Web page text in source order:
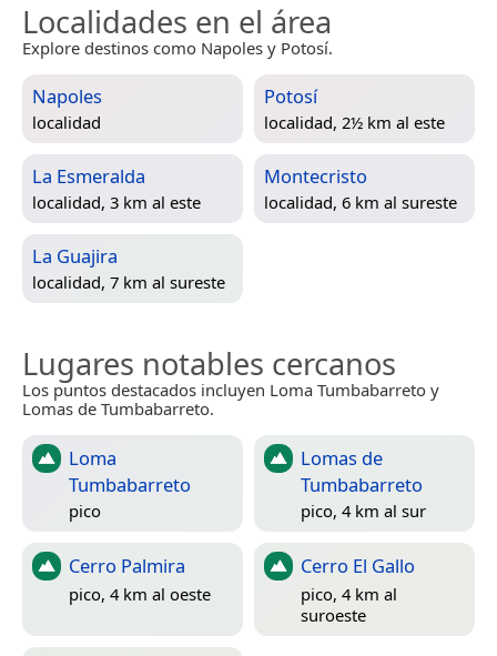
Localidades en el área
Explore destinos como Napoles y Potosí.
Napoles
localidad
Potosí
localidad, 2½ km al este
La Esmeralda
localidad, 3 km al este
Montecristo
localidad, 6 km al sureste
La Guajira
localidad, 7 km al sureste
Lugares notables cercanos
Los puntos destacados incluyen Loma Tumbabarreto y
Lomas de Tumbabarreto.
Loma
Tumbabarreto
pico
Lomas de
Tumbabarreto
pico, 4 km al sur
Cerro Palmira
pico, 4 km al oeste
Cerro El Gallo
pico, 4 km al
suroeste